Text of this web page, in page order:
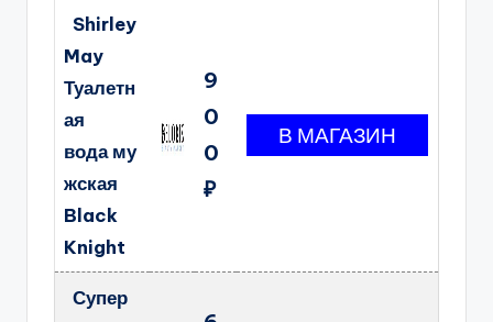
Shirley
May
Туалетн
ая
вода му
жская
Black
Knight
9
0
0
₽
Супер